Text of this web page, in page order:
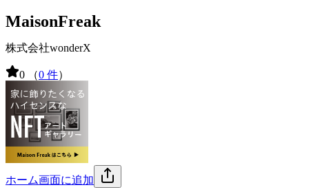
MaisonFreak
株式会社wonderX
0 （0 件）
ホーム画面に追加